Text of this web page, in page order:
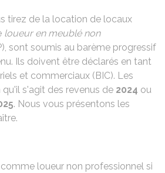
tirez de la location de locaux
loueur en meublé non
sont soumis au barème progressif
Ils doivent être déclarés en tant
et commerciaux (BIC). Les
s'agit des revenus de 2024 ou
. Nous vous présentons les
loueur non professionnel si